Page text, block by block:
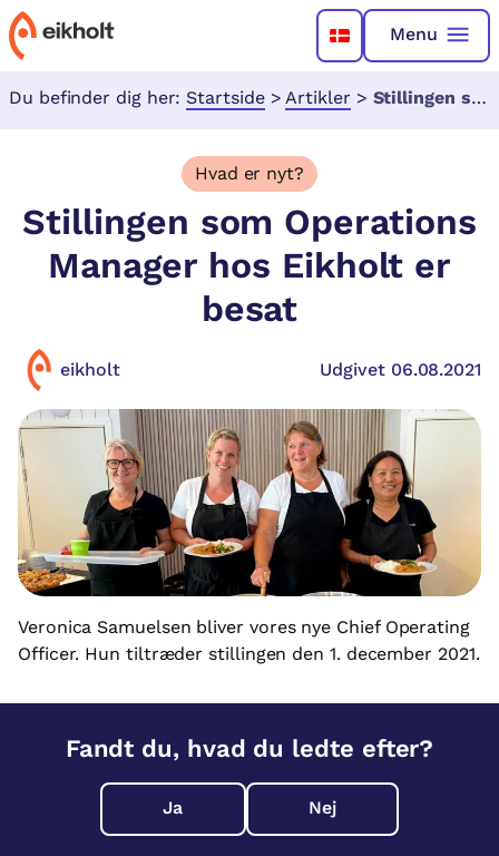
Menu
Du befinder dig her: Startside > Artikler > Stillingen som Operations Manager hos Eikholt er besat
Hvad er nyt?
Stillingen som Operations
Manager hos Eikholt er
besat
eikholt Udgivet 06.08.2021
Veronica Samuelsen bliver vores nye Chief Operating
Officer. Hun tiltræder stillingen den 1. december 2021.
Fandt du, hvad du ledte efter?
Ja Nej